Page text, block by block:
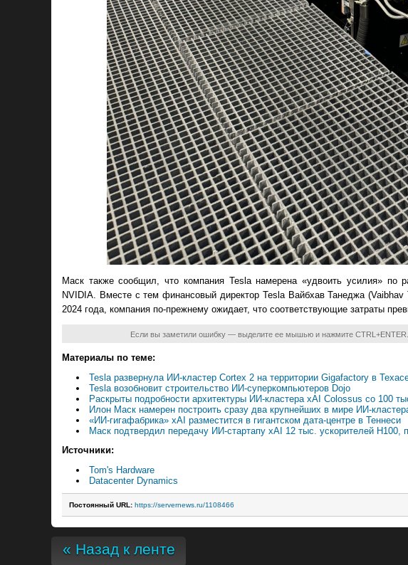
Маск также сообщил, что компания Tesla намерена «удвоить усилия» по
NVIDIA. Вместе с тем финансовый директор Tesla Вайбхав Танеджа (Vaibhav
2024 года, компания по-прежнему ожидает, что соответствующие затраты
Если вы заметили ошибку — выделите ее мышью и нажмите
Материалы по теме:
Tesla развернула ИИ-кластер Cortex 2 на территории Gigafactory в
Tesla возобновит строительство ИИ-суперкомпьютеров Dojo
Раскрыты подробности архитектуры ИИ-кластера xAI Colossus со 100
Илон Маск намерен построить сразу два крупнейших в мире ИИ-
«ИИ-гигафабрика» xAI разместится в гигантском дата-центре в Теннеси
Маск подтвердил передачу ИИ-стартапу xAI 12 тыс. ускорителей H100,
Источники:
Tom's Hardware
Datacenter Dynamics
Постоянный URL: https://servernews.ru/1108466
« Назад к ленте